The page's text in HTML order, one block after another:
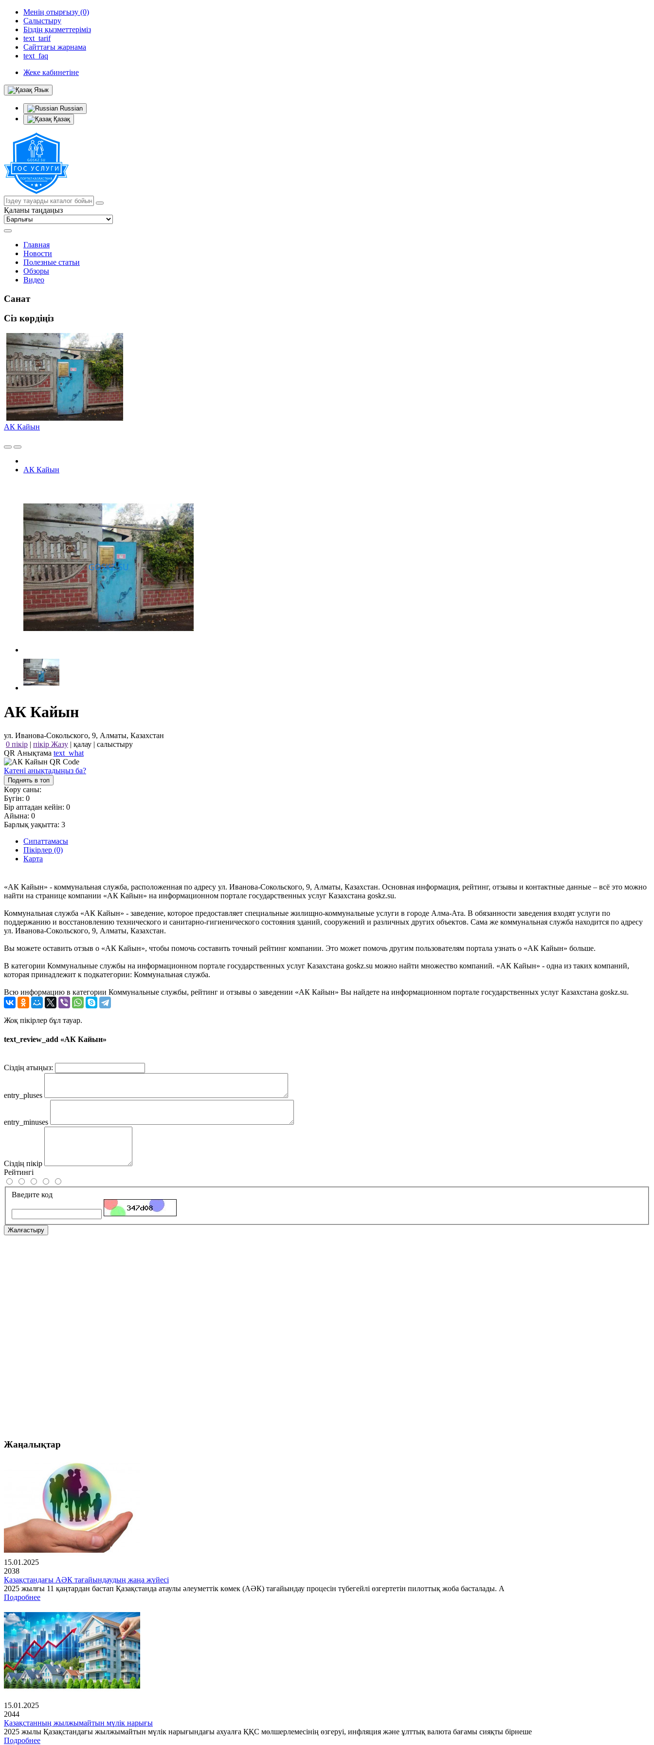
Менің отырғызу (0)
Салыстыру
Біздің қызметтеріміз
text_tarif
Сайттағы жарнама
text_faq
Жеке кабинетіне
Язык
Russian
Қазақ
Қаланы таңдаңыз
Главная
Новости
Полезные статьи
Обзоры
Видео
Санат
Сіз көрдіңіз
АК Кайын
АК Кайын
АК Кайын
ул. Иванова-Сокольского, 9, Алматы, Казахстан
0 пікір | пікір Жазу | қалау | салыстыру
QR Анықтама text_what
Қатені анықтадыңыз ба?
Поднять в топ
Көру саны:
Бүгін: 0
Бір аптадан кейін: 0
Айына: 0
Барлық уақытта: 3
Сипаттамасы
Пікірлер (0)
Карта
«АК Кайын» - коммунальная служба, расположенная по адресу ул. Иванова-Сокольского, 9, Алматы, Казахстан. Основная информация, рейтинг, отзывы и контактные данные – всё это можно
найти на странице компании «АК Кайын» на информационном портале государственных услуг Казахстана goskz.su.
Коммунальная служба «АК Кайын» - заведение, которое предоставляет специальные жилищно-коммунальные услуги в городе Алма-Ата. В обязанности заведения входят услуги по
поддержанию и восстановлению технического и санитарно-гигиенического состояния зданий, сооружений и различных других объектов. Сама же коммунальная служба находится по адресу
ул. Иванова-Сокольского, 9, Алматы, Казахстан.
Вы можете оставить отзыв о «АК Кайын», чтобы помочь составить точный рейтинг компании. Это может помочь другим пользователям портала узнать о «АК Кайын» больше.
В категории Коммунальные службы на информационном портале государственных услуг Казахстана goskz.su можно найти множество компаний. «АК Кайын» - одна из таких компаний,
которая принадлежит к подкатегории: Коммунальная служба.
Всю информацию в категории Коммунальные службы, рейтинг и отзывы о заведении «АК Кайын» Вы найдете на информационном портале государственных услуг Казахстана goskz.su.
Жоқ пікірлер бұл тауар.
text_review_add «АК Кайын»
Сіздің атыңыз:
entry_pluses
entry_minuses
Сіздің пікір
Рейтингі
Введите код
Жалғастыру
Жаңалықтар
15.01.2025
2038
Қазақстандағы АӘК тағайындаудың жаңа жүйесі
2025 жылғы 11 қаңтардан бастап Қазақстанда атаулы әлеуметтік көмек (АӘК) тағайындау процесін түбегейлі өзгертетін пилоттық жоба басталады. А
Подробнее
15.01.2025
2044
Қазақстанның жылжымайтын мүлік нарығы
2025 жылы Қазақстандағы жылжымайтын мүлік нарығындағы ахуалға ҚҚС мөлшерлемесінің өзгеруі, инфляция және ұлттық валюта бағамы сияқты бірнеше
Подробнее